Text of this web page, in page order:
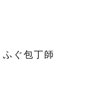
ぐ包丁師